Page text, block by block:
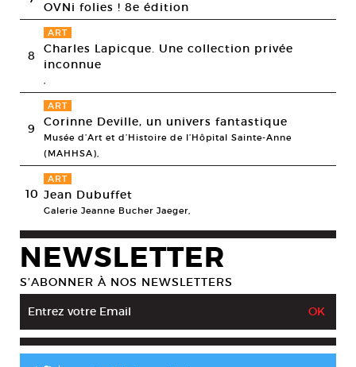
OVNi folies ! 8e édition
8
ART
Charles Lapicque. Une collection privée
inconnue
,
9
ART
Corinne Deville, un univers fantastique
Musée d’Art et d’Histoire de l’Hôpital Sainte-Anne
(MAHHSA),
10
ART
Jean Dubuffet
Galerie Jeanne Bucher Jaeger,
NEWSLETTER
S’ABONNER À NOS NEWSLETTERS